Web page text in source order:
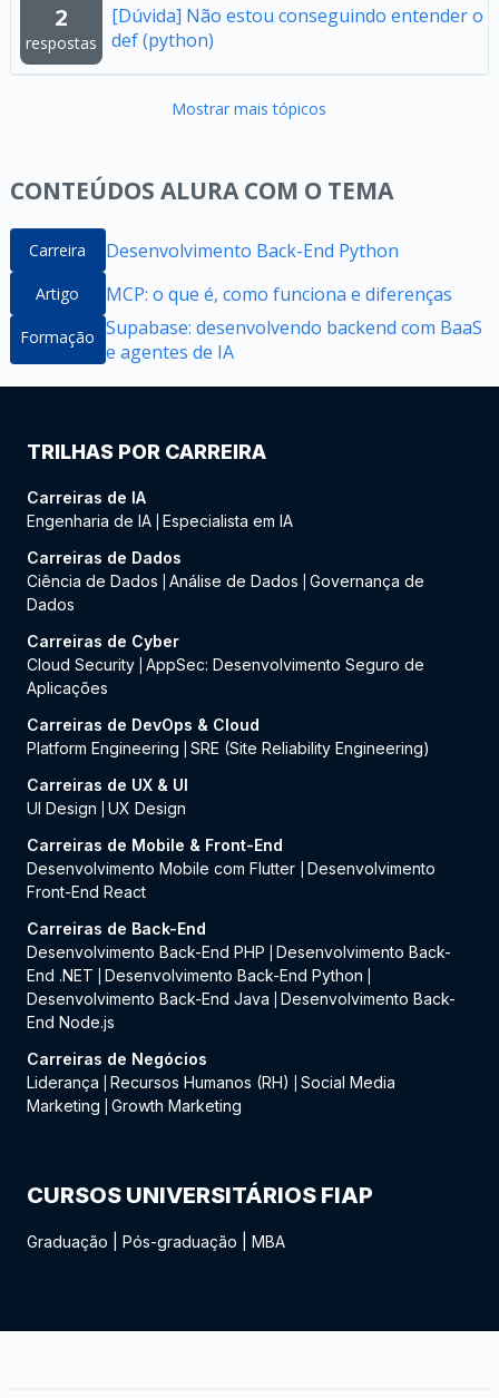
2
respostas
[Dúvida] Não estou conseguindo entender o
def (python)
Mostrar mais tópicos
CONTEÚDOS ALURA COM O TEMA
Carreira Desenvolvimento Back-End Python
Artigo MCP: o que é, como funciona e diferenças
Formação Supabase: desenvolvendo backend com BaaS
e agentes de IA
TRILHAS POR CARREIRA
Carreiras de IA
Engenharia de IA Especialista em IA
Carreiras de Dados
Ciência de Dados
Análise de Dados
Governança de
Dados
Carreiras de Cyber
Cloud Security AppSec: Desenvolvimento Seguro de
Aplicações
Carreiras de DevOps & Cloud
Platform Engineering
SRE (Site Reliability Engineering)
Carreiras de UX & UI
UI Design
UX Design
Carreiras de Mobile & Front-End
Desenvolvimento Mobile com Flutter
Desenvolvimento
Front-End React
Carreiras de Back-End
Desenvolvimento Back-End PHP
Desenvolvimento Back-
End .NET
Desenvolvimento Back-End Python
Desenvolvimento Back-End Java
Desenvolvimento Back-
End Node.js
Carreiras de Negócios
Liderança
Recursos Humanos (RH)
Social Media
Marketing
Growth Marketing
CURSOS UNIVERSITÁRIOS FIAP
Graduação Pós-graduação MBA